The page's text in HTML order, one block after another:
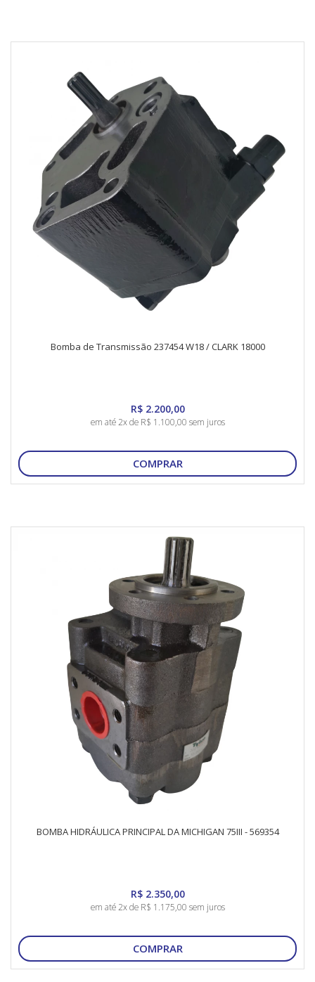
Bomba de Transmissão 237454 W18 / CLARK 18000
R$ 2.200,00
em até 2x de R$ 1.100,00 sem juros
COMPRAR
BOMBA HIDRÁULICA PRINCIPAL DA MICHIGAN 75III - 569354
R$ 2.350,00
em até 2x de R$ 1.175,00 sem juros
COMPRAR